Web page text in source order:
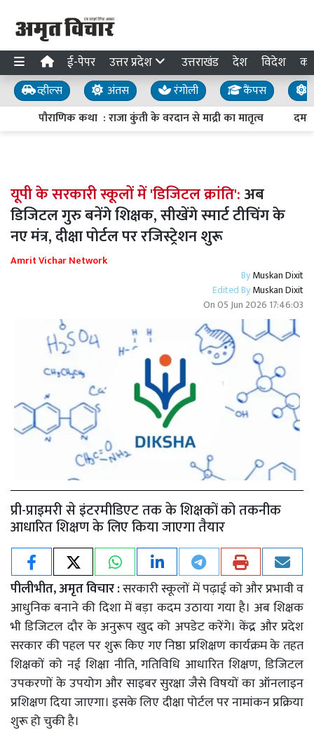
ई-पेपर उत्तर प्रदेश उत्तराखंड देश विदेश
व्हील्स अंतस रंगोली कैंपस
पौराणिक कथा : राजा कुंती के वरदान से माद्री का मातृत्व
यूपी के सरकारी स्कूलों में 'डिजिटल क्रांति':अब
डिजिटल गुरु बनेंगे शिक्षक, सीखेंगे स्मार्ट टीचिंग के
नए मंत्र, दीक्षा पोर्टल पर रजिस्ट्रेशन शुरू
Amrit Vichar Network
ByMuskan Dixit
Edited ByMuskan Dixit
On05 Jun 2026 17:46:03
प्री-प्राइमरी से इंटरमीडिएट तक के शिक्षकों को तकनीक
आधारित शिक्षण के लिए किया जाएगा तैयार
पीलीभीत, अमृत विचार :सरकारी स्कूलों में पढ़ाई को और प्रभावी व
आधुनिक बनाने की दिशा में बड़ा कदम उठाया गया है। अब शिक्षक
भी डिजिटल दौर के अनुरूप खुद को अपडेट करेंगे। केंद्र और प्रदेश
सरकार की पहल पर शुरू किए गए निष्ठा प्रशिक्षण कार्यक्रम के तहत
शिक्षकों को नई शिक्षा नीति, गतिविधि आधारित शिक्षण, डिजिटल
उपकरणों के उपयोग और साइबर सुरक्षा जैसे विषयों का ऑनलाइन
प्रशिक्षण दिया जाएगा। इसके लिए दीक्षा पोर्टल पर नामांकन प्रक्रिया
शुरू हो चुकी है।